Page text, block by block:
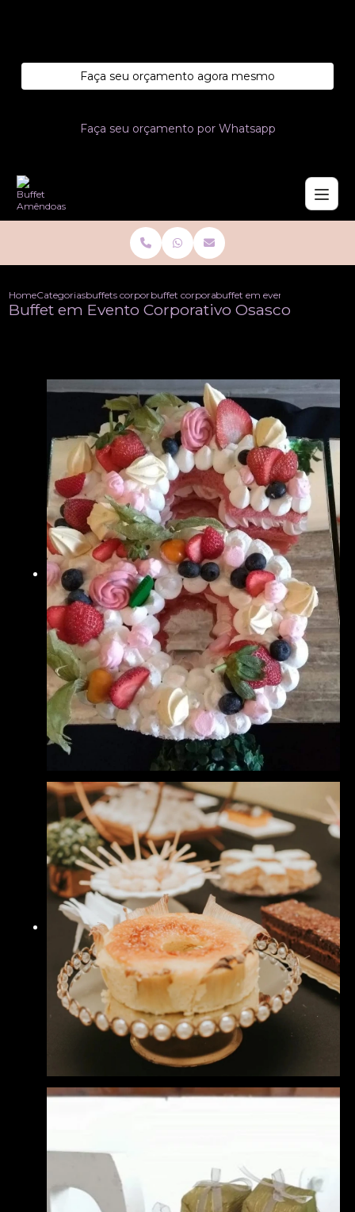
Faça seu orçamento agora mesmo
Faça seu orçamento por Whatsapp
HomeCategoriasbuffets corporativobuffet corporativobuffet em evento corporativo
Buffet em Evento Corporativo Osasco